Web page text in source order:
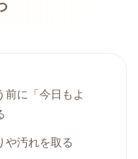
前に「今日もよ
や汚れを取る